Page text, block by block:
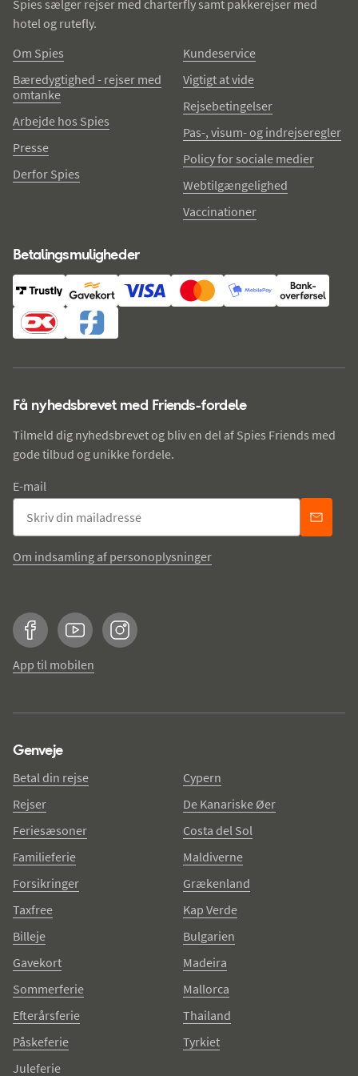
Spies sælger rejser med charterfly samt pakkerejser med
hotel og rutefly.
Om Spies
Bæredygtighed - rejser med
omtanke
Arbejde hos Spies
Presse
Derfor Spies
Kundeservice
Vigtigt at vide
Rejsebetingelser
Pas-, visum- og indrejseregler
Policy for sociale medier
Webtilgængelighed
Vaccinationer
Betalingsmuligheder
Få nyhedsbrevet med Friends-fordele
Tilmeld dig nyhedsbrevet og bliv en del af Spies Friends med
gode tilbud og unikke fordele.
E-mail
Om indsamling af personoplysninger
FacebookYouTubeInstagram
App til mobilen
Genveje
Betal din rejse
Rejser
Feriesæsoner
Familieferie
Forsikringer
Taxfree
Billeje
Gavekort
Sommerferie
Efterårsferie
Påskeferie
Juleferie
Cypern
De Kanariske Øer
Costa del Sol
Maldiverne
Grækenland
Kap Verde
Bulgarien
Madeira
Mallorca
Thailand
Tyrkiet